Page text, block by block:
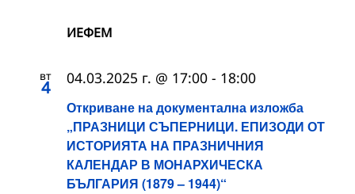
ИЕФЕМ
вт
4
Откриване на документална изложба
„ПРАЗНИЦИ СЪПЕРНИЦИ. ЕПИЗОДИ ОТ
ИСТОРИЯТА НА ПРАЗНИЧНИЯ
КАЛЕНДАР В МОНАРХИЧЕСКА
БЪЛГАРИЯ (1879 – 1944)“
04.03.2025 г. @ 17:00 - 18:00